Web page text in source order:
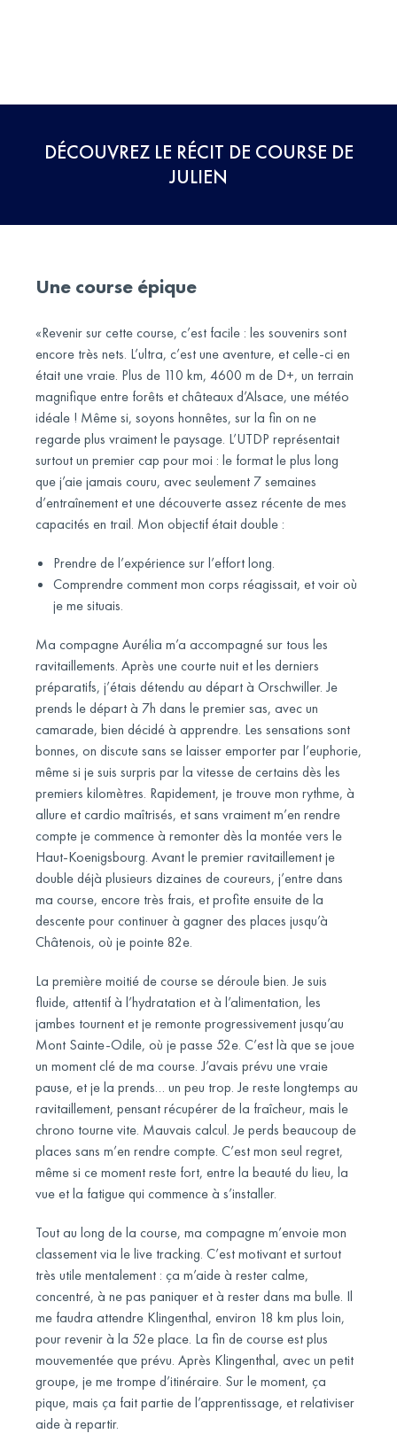
DÉCOUVREZ LE RÉCIT DE COURSE DE
JULIEN
Une course épique
«Revenir sur cette course, c’est facile : les souvenirs sont
encore très nets. L’ultra, c’est une aventure, et celle-ci en
était une vraie. Plus de 110 km, 4600 m de D+, un terrain
magnifique entre forêts et châteaux d’Alsace, une météo
idéale ! Même si, soyons honnêtes, sur la fin on ne
regarde plus vraiment le paysage. L’UTDP représentait
surtout un premier cap pour moi : le format le plus long
que j’aie jamais couru, avec seulement 7 semaines
d’entraînement et une découverte assez récente de mes
capacités en trail. Mon objectif était double :
Prendre de l’expérience sur l’effort long.
Comprendre comment mon corps réagissait, et voir où
je me situais.
Ma compagne Aurélia m’a accompagné sur tous les
ravitaillements. Après une courte nuit et les derniers
préparatifs, j’étais détendu au départ à Orschwiller. Je
prends le départ à 7h dans le premier sas, avec un
camarade, bien décidé à apprendre. Les sensations sont
bonnes, on discute sans se laisser emporter par l’euphorie,
même si je suis surpris par la vitesse de certains dès les
premiers kilomètres. Rapidement, je trouve mon rythme, à
allure et cardio maîtrisés, et sans vraiment m’en rendre
compte je commence à remonter dès la montée vers le
Haut-Koenigsbourg. Avant le premier ravitaillement je
double déjà plusieurs dizaines de coureurs, j’entre dans
ma course, encore très frais, et profite ensuite de la
descente pour continuer à gagner des places jusqu’à
Châtenois, où je pointe 82e.
La première moitié de course se déroule bien. Je suis
fluide, attentif à l’hydratation et à l’alimentation, les
jambes tournent et je remonte progressivement jusqu’au
Mont Sainte-Odile, où je passe 52e. C’est là que se joue
un moment clé de ma course. J’avais prévu une vraie
pause, et je la prends… un peu trop. Je reste longtemps au
ravitaillement, pensant récupérer de la fraîcheur, mais le
chrono tourne vite. Mauvais calcul. Je perds beaucoup de
places sans m’en rendre compte. C’est mon seul regret,
même si ce moment reste fort, entre la beauté du lieu, la
vue et la fatigue qui commence à s’installer.
Tout au long de la course, ma compagne m’envoie mon
classement via le live tracking. C’est motivant et surtout
très utile mentalement : ça m’aide à rester calme,
concentré, à ne pas paniquer et à rester dans ma bulle. Il
me faudra attendre Klingenthal, environ 18 km plus loin,
pour revenir à la 52e place. La fin de course est plus
mouvementée que prévu. Après Klingenthal, avec un petit
groupe, je me trompe d’itinéraire. Sur le moment, ça
pique, mais ça fait partie de l’apprentissage, et relativiser
aide à repartir.